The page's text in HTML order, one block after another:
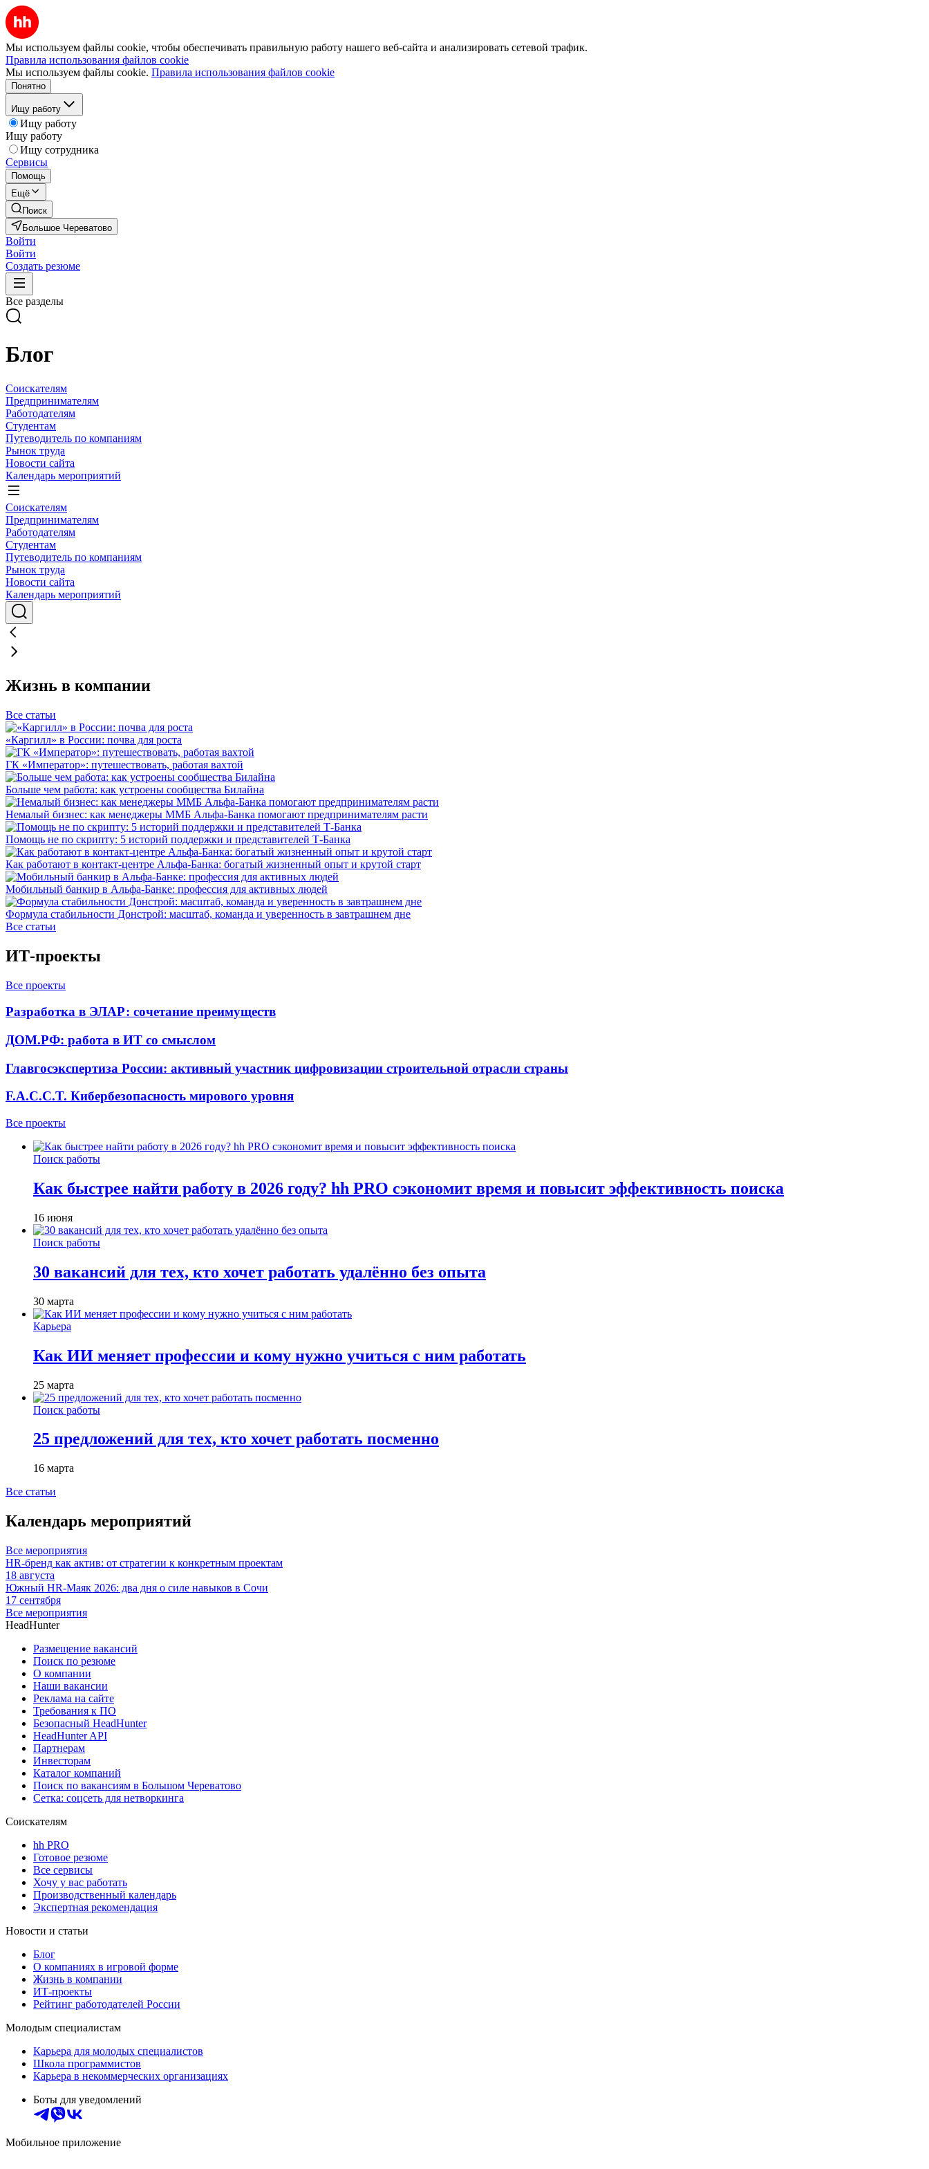
Мы используем файлы cookie, чтобы обеспечивать правильную работу нашего веб-сайта и анализировать сетевой трафик.
Правила использования файлов cookie
Мы используем файлы cookie. Правила использования файлов cookie
Понятно
Ищу работу
Ищу работу
Ищу работу
Ищу сотрудника
Сервисы
Помощь
Ещё
Поиск
Большое Череватово
Войти
Войти
Создать резюме
Все разделы
Блог
Соискателям
Предпринимателям
Работодателям
Студентам
Путеводитель по компаниям
Рынок труда
Новости сайта
Календарь мероприятий
Соискателям
Предпринимателям
Работодателям
Студентам
Путеводитель по компаниям
Рынок труда
Новости сайта
Календарь мероприятий
Жизнь в компании
Все статьи
«Каргилл» в России: почва для роста
ГК «Император»: путешествовать, работая вахтой
Больше чем работа: как устроены сообщества Билайна
Немалый бизнес: как менеджеры ММБ Альфа-Банка помогают предпринимателям расти
Помощь не по скрипту: 5 историй поддержки и представителей Т-Банка
Как работают в контакт-центре Альфа-Банка: богатый жизненный опыт и крутой старт
Мобильный банкир в Альфа-Банке: профессия для активных людей
Формула стабильности Донстрой: масштаб, команда и уверенность в завтрашнем дне
Все статьи
ИТ-проекты
Все проекты
Разработка в ЭЛАР: сочетание преимуществ
ДОМ.РФ: работа в ИТ со смыслом
Главгосэкспертиза России: активный участник цифровизации строительной отрасли страны
F.A.C.C.T. Кибербезопасность мирового уровня
Все проекты
Поиск работы
Как быстрее найти работу в 2026 году? hh PRO сэкономит время и повысит эффективность поиска
16 июня
Поиск работы
30 вакансий для тех, кто хочет работать удалённо без опыта
30 марта
Карьера
Как ИИ меняет профессии и кому нужно учиться с ним работать
25 марта
Поиск работы
25 предложений для тех, кто хочет работать посменно
16 марта
Все статьи
Календарь мероприятий
Все мероприятия
HR-бренд как актив: от стратегии к конкретным проектам
18 августа
Южный HR-Маяк 2026: два дня о силе навыков в Сочи
17 сентября
Все мероприятия
HeadHunter
Размещение вакансий
Поиск по резюме
О компании
Наши вакансии
Реклама на сайте
Требования к ПО
Безопасный HeadHunter
HeadHunter API
Партнерам
Инвесторам
Каталог компаний
Поиск по вакансиям в Большом Череватово
Сетка: соцсеть для нетворкинга
Соискателям
hh PRO
Готовое резюме
Все сервисы
Хочу у вас работать
Производственный календарь
Экспертная рекомендация
Новости и статьи
Блог
О компаниях в игровой форме
Жизнь в компании
ИТ-проекты
Рейтинг работодателей России
Молодым специалистам
Карьера для молодых специалистов
Школа программистов
Карьера в некоммерческих организациях
Боты для уведомлений
Мобильное приложение